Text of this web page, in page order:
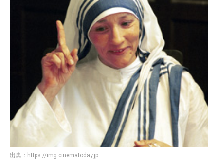
出典： https://img.cinematoday.jp